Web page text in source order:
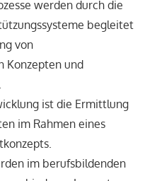
werden durch die
begleitet
von
Konzepten und
ist die Ermittlung
im Rahmen eines
im berufsbildenden